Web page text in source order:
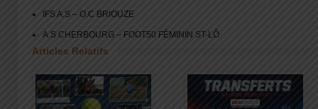
IFS A.S – O.C BRIOUZE
A.S CHERBOURG – FOOT50 FÉMININ ST-LÔ
Articles Relatifs